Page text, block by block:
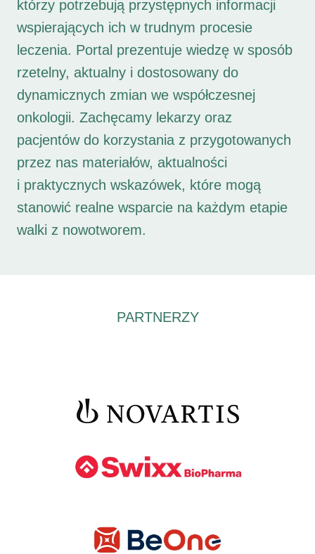
którzy potrzebują przystępnych informacji
wspierających ich w trudnym procesie
leczenia. Portal prezentuje wiedzę w sposób
rzetelny, aktualny i dostosowany do
dynamicznych zmian we współczesnej
onkologii. Zachęcamy lekarzy oraz
pacjentów do korzystania z przygotowanych
przez nas materiałów, aktualności
i praktycznych wskazówek, które mogą
stanowić realne wsparcie na każdym etapie
walki z nowotworem.
PARTNERZY